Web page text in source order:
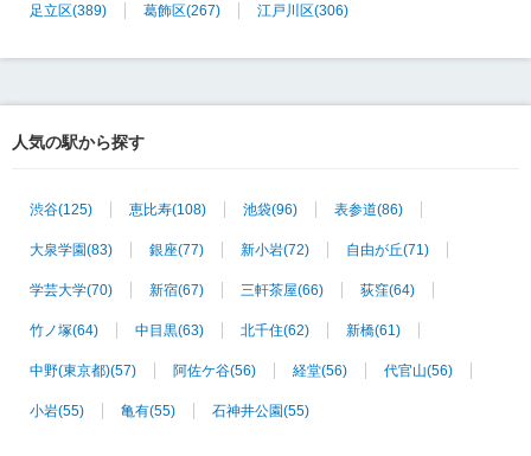
足立区(389) 葛飾区(267) 江戸川区(306)
人気の駅から探す
渋谷(125) 恵比寿(108) 池袋(96) 表参道(86)
大泉学園(83) 銀座(77) 新小岩(72) 自由が丘(71)
学芸大学(70) 新宿(67) 三軒茶屋(66) 荻窪(64)
竹ノ塚(64) 中目黒(63) 北千住(62) 新橋(61)
中野(東京都)(57) 阿佐ケ谷(56) 経堂(56) 代官山(56)
小岩(55) 亀有(55) 石神井公園(55)